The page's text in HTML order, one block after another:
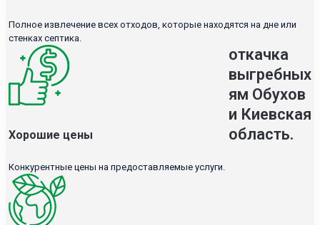
Полное извлечение всех отходов, которые находятся на дне или
стенках септика.
Хорошие цены
Конкурентные цены на предоставляемые услуги.
откачка
выгребных
ям Обухов
и Киевская
область.